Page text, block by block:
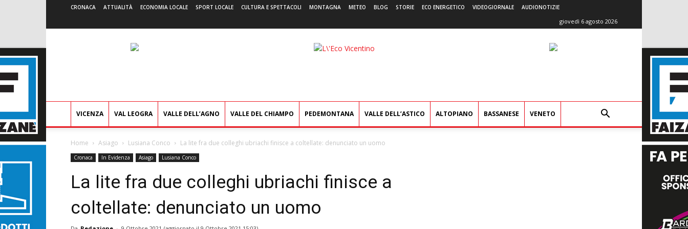
CRONACA ATTUALITÀ ECONOMIA LOCALE SPORT LOCALE CULTURA E SPETTACOLI MONTAGNA METEO BLOG STORIE ECO ENERGETICO VIDEOGIORNALE AUDIONOTIZIE
giovedì 6 agosto 2026
L'Eco
VICENZA VAL LEOGRA VALLE DELL’AGNO VALLE DEL CHIAMPO PEDEMONTANA VALLE DELL’ASTICO ALTOPIANO BASSANESE VENETO
Home Asiago Lusiana Conco La lite fra due colleghi ubriachi finisce a coltellate: denunciato un uomo
Cronaca In Evidenza Asiago Lusiana Conco
La lite fra due colleghi ubriachi finisce a
coltellate: denunciato un uomo